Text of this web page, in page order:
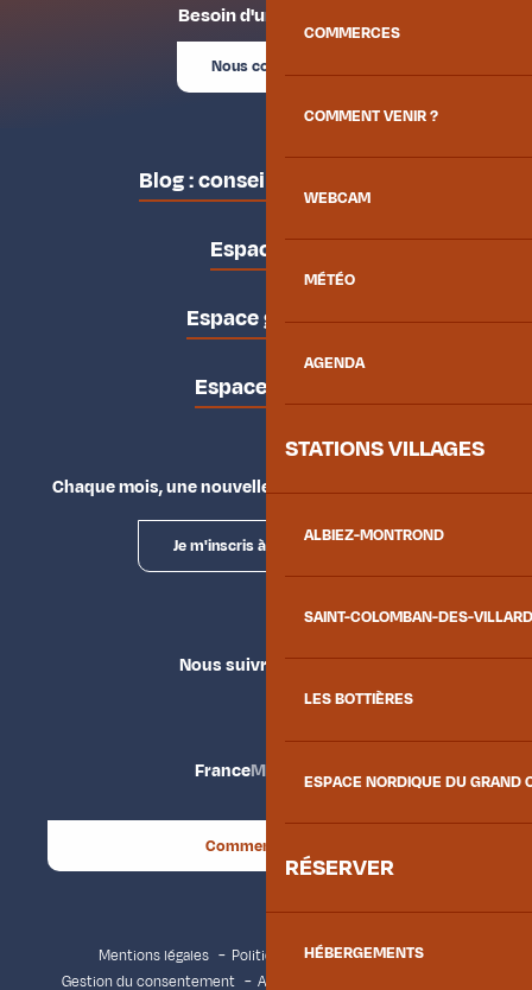
COMMERCES
COMMENT VENIR ?
WEBCAM
MÉTÉO
AGENDA
STATIONS VILLAGES
ALBIEZ-MONTROND
SAINT-COLOMBAN-DES-
LES BOTTIÈRES
ESPACE NORDIQUE DU GRAND
RÉSERVER
HÉBERGEMENTS
Besoin d'un conseil ?
Nous contacter
Blog : conseils des locaux
Espace pro
Espace groupes
Espace presse
Chaque mois, une nouvelle façon d'explorer la vallée.
Je m'inscris à la newsletter
Nous suivre
FranceMaurienne
Comment venir ?
Mentions légales
Politique de confidentialité
Gestion du consentement
Accessibilité : non conforme